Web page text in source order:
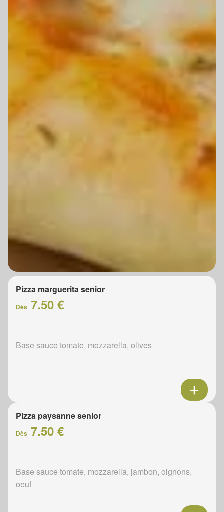
Pizza marguerita senior
Dès 7.50 €
Base sauce tomate, mozzarella, olives
Pizza paysanne senior
Dès 7.50 €
Base sauce tomate, mozzarella, jambon, oignons,
oeuf